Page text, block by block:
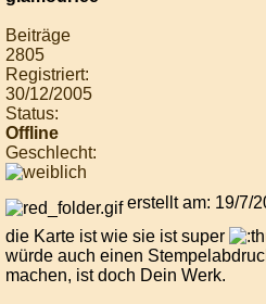
Beiträge
2805
Registriert:
30/12/2005
Status:
Offline
Geschlecht:
erstellt am: 19/7/
die Karte ist wie sie ist super
würde auch einen
machen, ist doch Dein Werk.